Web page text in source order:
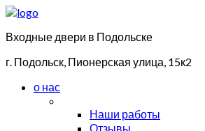
Входные двери в Подольске
г. Подольск, Пионерская улица, 15к2
о нас
Наши работы
Отзывы